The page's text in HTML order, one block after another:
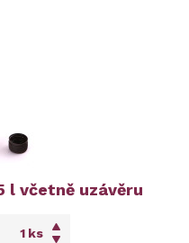
l včetně uzávěru
ks